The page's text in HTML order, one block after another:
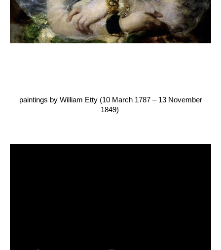
paintings by William Etty (10 March 1787 – 13 November
1849)